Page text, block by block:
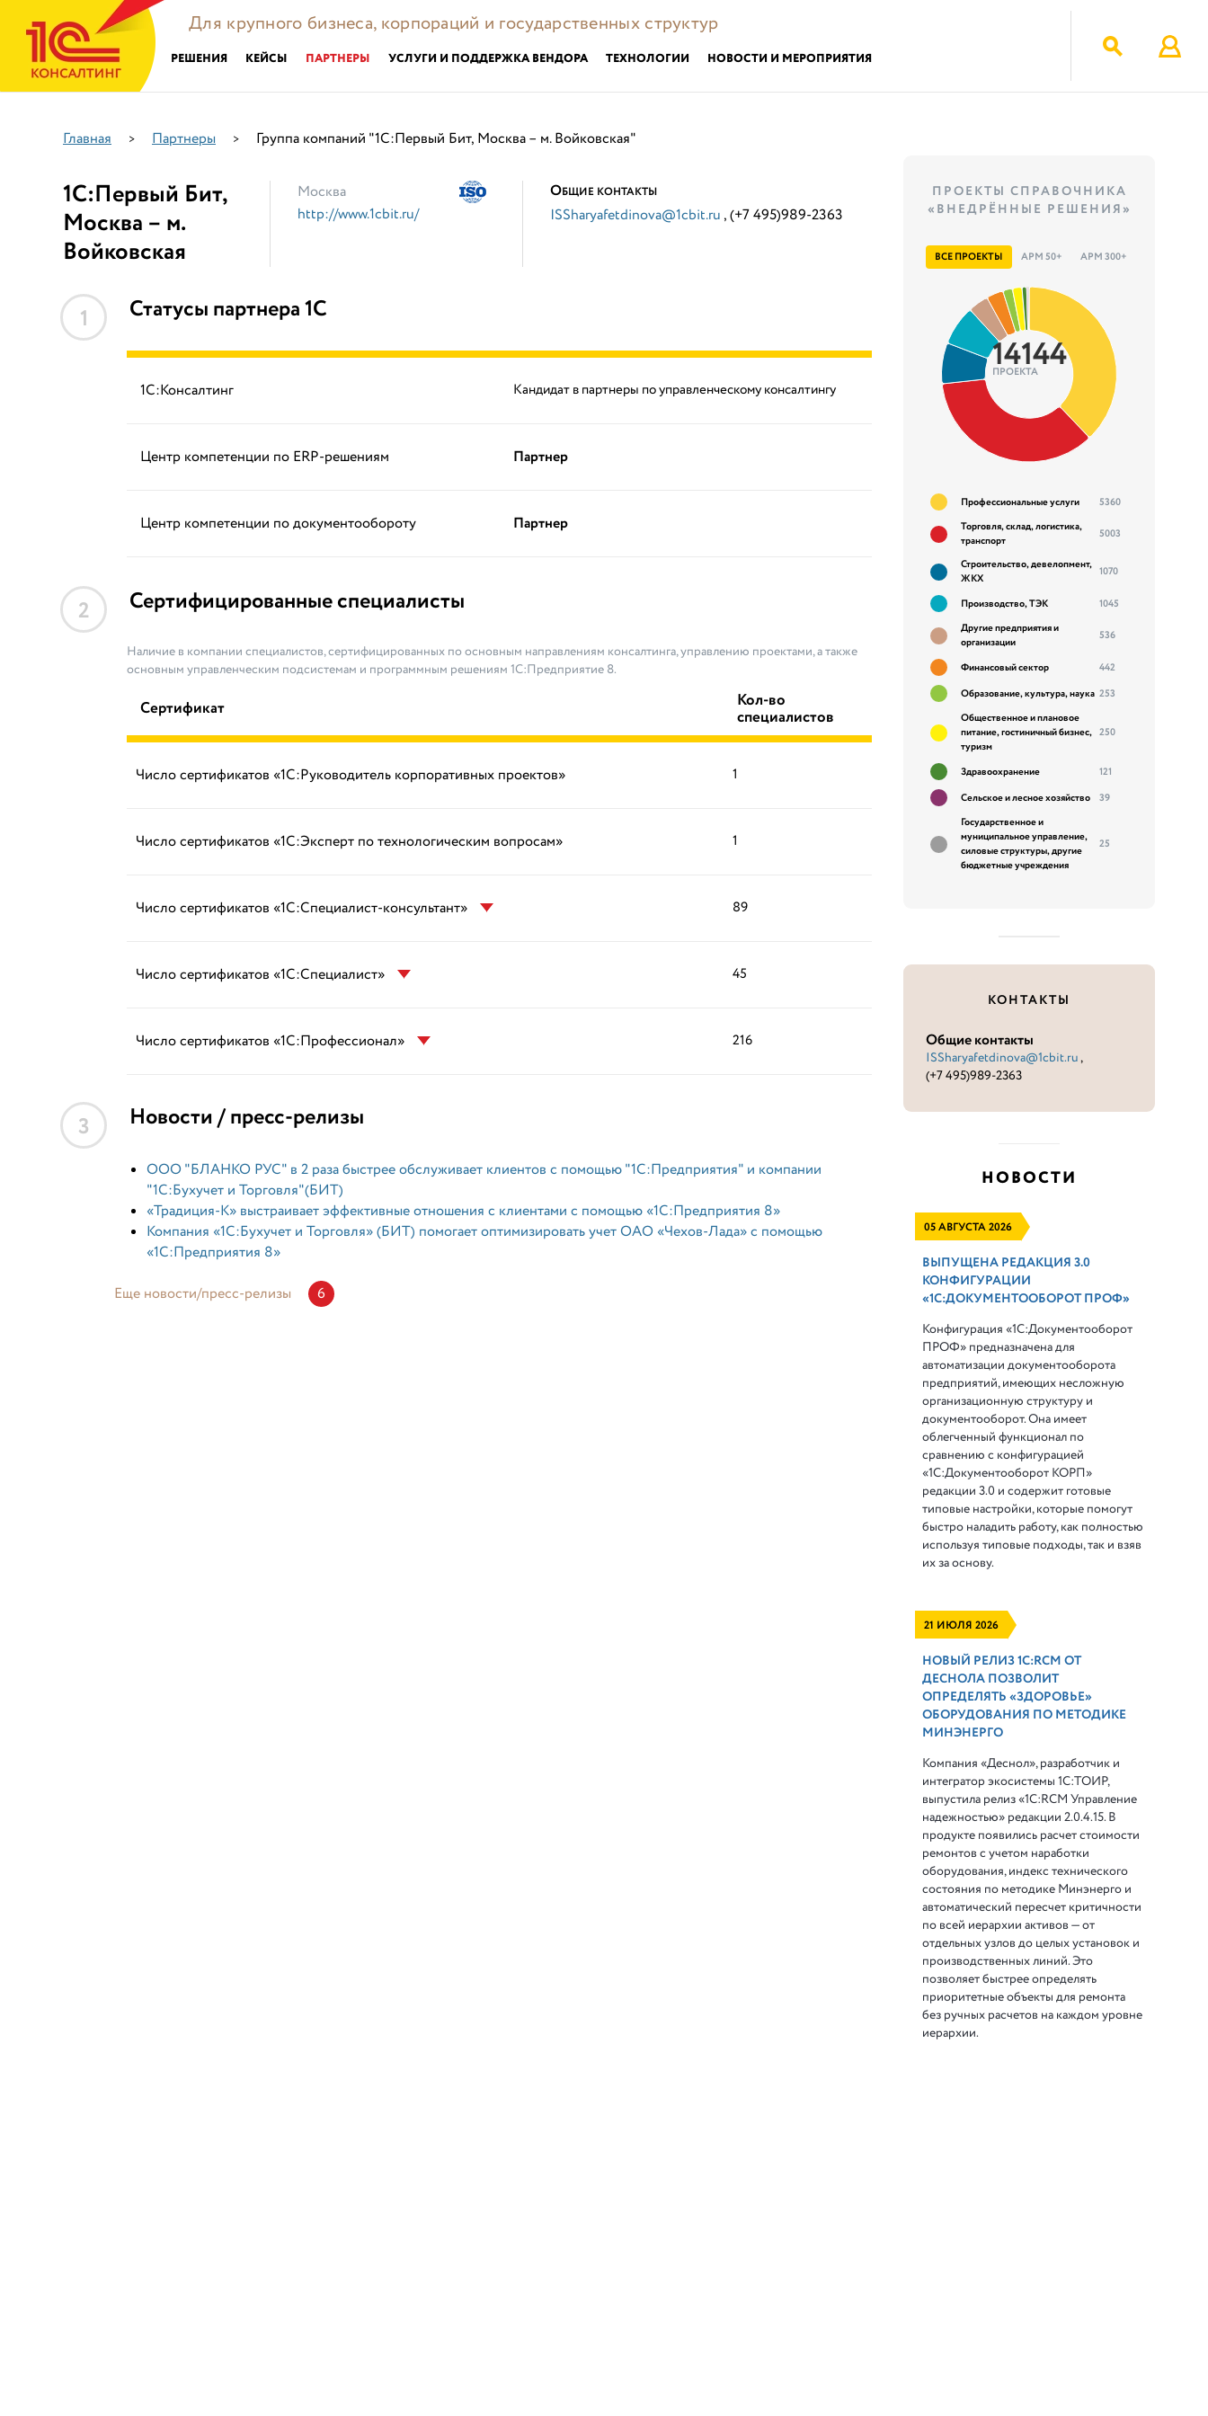
Для крупного бизнеса, корпораций и государственных структур
РЕШЕНИЯ КЕЙСЫ ПАРТНЕРЫ УСЛУГИ И ПОДДЕРЖКА ВЕНДОРА ТЕХНОЛОГИИ НОВОСТИ И МЕРОПРИЯТИЯ
Главная > Партнеры > Группа компаний "1С:Первый Бит, Москва – м. Войковская"
1С:Первый Бит,
Москва – м.
Войковская
Москва
http://www.1cbit.ru/
ОБЩИЕ КОНТАКТЫ
ISSharyafetdinova@1cbit.ru , (+7 495)989-2363
1 Статусы партнера 1С
1С:Консалтинг Кандидат в партнеры по управленческому консалтингу
Центр компетенции по ERP-решениям Партнер
Центр компетенции по документообороту Партнер
2 Сертифицированные специалисты
Наличие в компании специалистов, сертифицированных по основным направлениям консалтинга, управлению проектами, а также
основным управленческим подсистемам и программным решениям 1С:Предприятие 8.
Сертификат Кол-во
специалистов
Число сертификатов «1С:Руководитель корпоративных проектов» 1
Число сертификатов «1С:Эксперт по технологическим вопросам» 1
Число сертификатов «1С:Специалист-консультант» 89
Число сертификатов «1С:Специалист» 45
Число сертификатов «1С:Профессионал» 216
3 Новости / пресс-релизы
ООО "БЛАНКО РУС" в 2 раза быстрее обслуживает клиентов с помощью "1С:Предприятия" и компании
"1С:Бухучет и Торговля"(БИТ)
«Традиция-К» выстраивает эффективные отношения с клиентами с помощью «1С:Предприятия 8»
Компания «1С:Бухучет и Торговля» (БИТ) помогает оптимизировать учет ОАО «Чехов-Лада» с помощью
«1С:Предприятия 8»
Еще новости/пресс-релизы
6
ПРОЕКТЫ СПРАВОЧНИКА
«ВНЕДРЁННЫЕ РЕШЕНИЯ»
ВСЕ ПРОЕКТЫ АРМ 50+ АРМ 300+
14144
ПРОЕКТА
Профессиональные услуги
5360
Торговля, склад, логистика,
транспорт
5003
Строительство, девелопмент,
ЖКХ
1070
Производство, ТЭК
1045
Другие предприятия и
организации
536
Финансовый сектор
442
Образование, культура, наука 253
Общественное и плановое
питание, гостиничный бизнес,
туризм
250
Здравоохранение
121
Сельское и лесное хозяйство
39
Государственное и
муниципальное управление,
силовые структуры, другие
бюджетные учреждения
25
КОНТАКТЫ
Общие контакты
ISSharyafetdinova@1cbit.ru,
(+7 495)989-2363
НОВОСТИ
05 АВГУСТА 2026
ВЫПУЩЕНА РЕДАКЦИЯ 3.0
КОНФИГУРАЦИИ
«1С:ДОКУМЕНТООБОРОТ ПРОФ»
Конфигурация «1С:Документооборот
ПРОФ» предназначена для
автоматизации документооборота
предприятий, имеющих несложную
организационную структуру и
документооборот. Она имеет
облегченный функционал по
сравнению с конфигурацией
«1С:Документооборот КОРП»
редакции 3.0 и содержит готовые
типовые настройки, которые помогут
быстро наладить работу, как полностью
используя типовые подходы, так и взяв
их за основу.
21 ИЮЛЯ 2026
НОВЫЙ РЕЛИЗ 1С:RCM ОТ
ДЕСНОЛА ПОЗВОЛИТ
ОПРЕДЕЛЯТЬ «ЗДОРОВЬЕ»
ОБОРУДОВАНИЯ ПО МЕТОДИКЕ
МИНЭНЕРГО
Компания «Деснол», разработчик и
интегратор экосистемы 1С:ТОИР,
выпустила релиз «1С:RCM Управление
надежностью» редакции 2.0.4.15. В
продукте появились расчет стоимости
ремонтов с учетом наработки
оборудования, индекс технического
состояния по методике Минэнерго и
автоматический пересчет критичности
по всей иерархии активов — от
отдельных узлов до целых установок и
производственных линий. Это
позволяет быстрее определять
приоритетные объекты для ремонта
без ручных расчетов на каждом уровне
иерархии.